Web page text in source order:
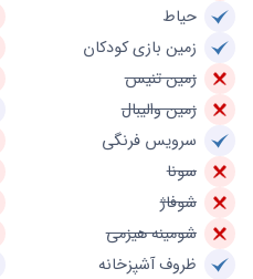
حیاط
زمین بازی کودکان
زمین تنیس
زمین والیبال
سرویس فرنگی
سونا
شوفاژ
شومینه هیزمی
ظروف آشپزخانه